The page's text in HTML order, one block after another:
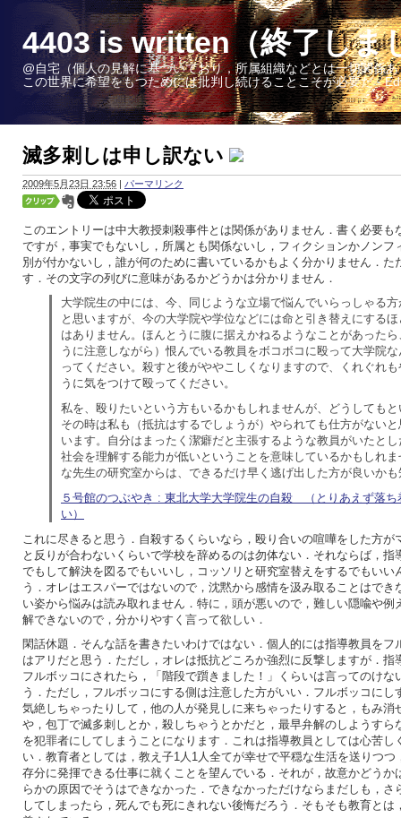
4403 is written（終了しま
@自宅（個人の見解に基づいており，所属組織などとは一切関係
この世界に希望をもつためには批判し続けることこそが必要だ -
滅多刺しは申し訳ない
2009年5月23日 23:56 | パーマリンク
このエントリーは中大教授刺殺事件とは関係がありません．書く必要も
ですが，事実でもないし，所属とも関係ないし，フィクションかノンフ
別が付かないし，誰が何のために書いているかもよく分かりません．た
す．その文字の列びに意味があるかどうかは分かりません．
大学院生の中には、今、同じような立場で悩んでいらっしゃる
と思いますが、今の大学院や学位などには命と引き替えにする
はありません。ほんとうに腹に据えかねるようなことがあった
うに注意しながら）恨んでいる教員をボコボコに殴って大学院
ってください。殺すと後がややこしくなりますので、くれぐれ
うに気をつけて殴ってください。
私を、殴りたいという方もいるかもしれませんが、どうしても
その時は私も（抵抗はするでしょうが）やられても仕方がない
います。自分はまったく潔癖だと主張するような教員がいたと
社会を理解する能力が低いということを意味しているかもしれ
な先生の研究室からは、できるだけ早く逃げ出した方が良いか
５号館のつぶやき : 東北大学大学院生の自殺 （とりあえず落ち
い）
これに尽きると思う．自殺するくらいなら，殴り合いの喧嘩をした方が
と反りが合わないくらいで学校を辞めるのは勿体ない．それならば，指
でもして解決を図るでもいいし，コッソリと研究室替えをするでもいい
う．オレはエスパーではないので，沈黙から感情を汲み取ることはでき
い姿から悩みは読み取れません．特に，頭が悪いので，難しい隠喩や例
解できないので，分かりやすく言って欲しい．
閑話休題．そんな話を書きたいわけではない．個人的には指導教員をフ
はアリだと思う．ただし，オレは抵抗どころか強烈に反撃しますが．指
フルボッコにされたら，「階段で躓きました！」くらいは言ってのけな
う．ただし，フルボッコにする側は注意した方がいい．フルボッコにし
気絶しちゃったりして，他の人が発見しに来ちゃったりすると，もみ消
や，包丁で滅多刺しとか，殺しちゃうとかだと，最早弁解のしようすら
を犯罪者にしてしまうことになります．これは指導教員としては心苦し
い．教育者としては，教え子1人1人全てが幸せで平穏な生活を送りつつ
存分に発揮できる仕事に就くことを望んでいる．それが，故意かどうか
らかの原因でそうはできなかった．できなかっただけならまだしも，さ
してしまったら，死んでも死にきれない後悔だろう．そもそも教育とは